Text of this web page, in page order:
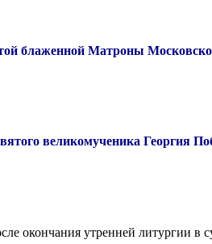
блаженной Матроны
великомученика Георгия
окончания утренней литургии в